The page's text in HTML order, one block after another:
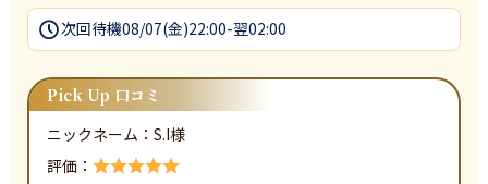
次回待機08/07(金)22:00-翌02:00
Pick Up 口コミ
ニックネーム： S.I様
評価：